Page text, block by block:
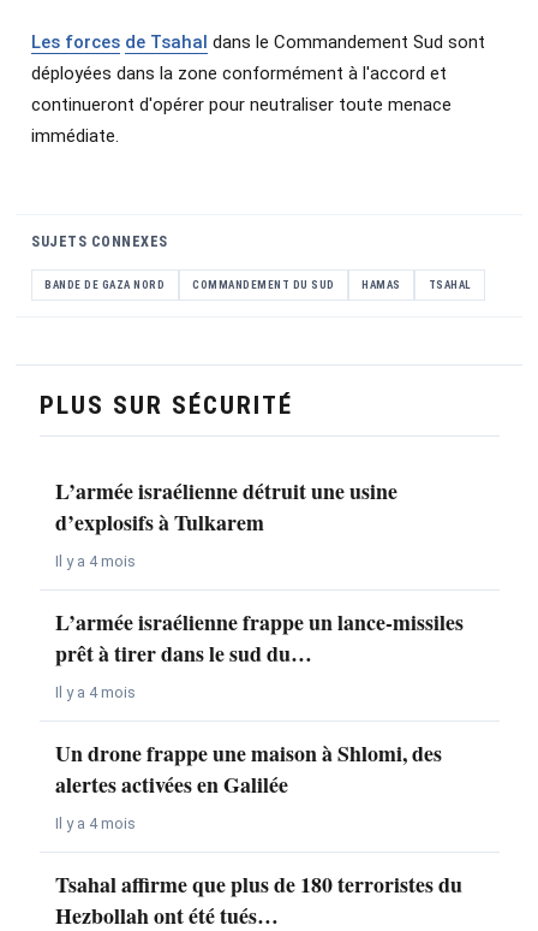
Les forces de Tsahal dans le Commandement Sud sont
déployées dans la zone conformément à l'accord et
continueront d'opérer pour neutraliser toute menace
immédiate.
SUJETS CONNEXES
BANDE DE GAZA NORD COMMANDEMENT DU SUD HAMAS TSAHAL
PLUS SUR SÉCURITÉ
L’armée israélienne détruit une usine
d’explosifs à Tulkarem
Il y a 4 mois
L’armée israélienne frappe un lance-missiles
prêt à tirer dans le sud du…
Il y a 4 mois
Un drone frappe une maison à Shlomi, des
alertes activées en Galilée
Il y a 4 mois
Tsahal affirme que plus de 180 terroristes du
Hezbollah ont été tués…